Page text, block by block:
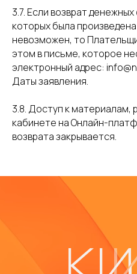
3.7. Если возврат
которых была
невозможен, то
этом в письме, которое
электронный адрес:
Даты заявления.
3.8. Доступ к
кабинете на Онлайн-
возврата закрывается.